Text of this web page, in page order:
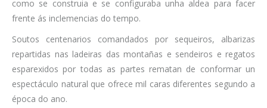
como se construia e se configuraba unha aldea para facer
frente ás inclemencias do tempo.
Soutos centenarios comandados por sequeiros, albarizas
repartidas nas ladeiras das montañas e sendeiros e regatos
esparexidos por todas as partes rematan de conformar un
espectáculo natural que ofrece mil caras diferentes segundo a
época do ano.